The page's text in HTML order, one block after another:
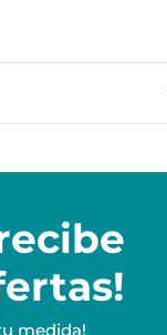
medida!